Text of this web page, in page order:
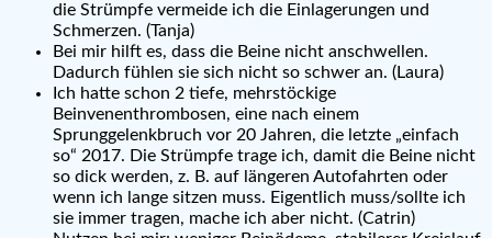
die Strümpfe vermeide ich die Einlagerungen und
Schmerzen. (Tanja)
Bei mir hilft es, dass die Beine nicht anschwellen.
Dadurch fühlen sie sich nicht so schwer an. (Laura)
Ich hatte schon 2 tiefe, mehrstöckige
Beinvenenthrombosen, eine nach einem
Sprunggelenkbruch vor 20 Jahren, die letzte „einfach
so“ 2017. Die Strümpfe trage ich, damit die Beine nicht
so dick werden, z. B. auf längeren Autofahrten oder
wenn ich lange sitzen muss. Eigentlich muss/sollte ich
sie immer tragen, mache ich aber nicht. (Catrin)